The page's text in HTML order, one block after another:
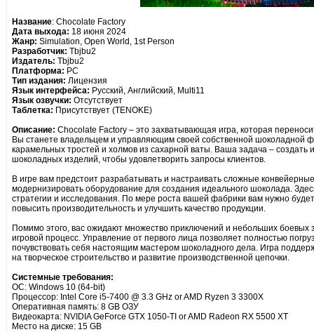
Название: Chocolate Factory
Дата выхода: 18 июня 2024
Жанр: Simulation, Open World, 1st Person
Разработчик: Tbjbu2
Издатель: Tbjbu2
Платформа: PC
Тип издания: Лицензия
Язык интерфейса: Русский, Английский, Multi11
Язык озвучки: Отсутствует
Таблетка: Присутствует (TENOKE)
Описание: Chocolate Factory – это захватывающая игра, которая
Вы станете владельцем и управляющим своей собственной шоколадной
карамельных тростей и холмов из сахарной ваты. Ваша задача – создать
шоколадных изделий, чтобы удовлетворить запросы клиентов.
В игре вам предстоит разрабатывать и настраивать сложные
модернизировать оборудование для создания идеального шоколада.
стратегии и исследования. По мере роста вашей фабрики вам нужно
повысить производительность и улучшить качество продукции.
Помимо этого, вас ожидают множество приключений и небольших боевых
игровой процесс. Управление от первого лица позволяет полностью
почувствовать себя настоящим мастером шоколадного дела. Игра
на творческое строительство и развитие производственной цепочки.
Системные требования:
ОС: Windows 10 (64-bit)
Процессор: Intel Core i5-7400 @ 3.3 GHz or AMD Ryzen 3 3300X
Оперативная память: 8 GB ОЗУ
Видеокарта: NVIDIA GeForce GTX 1050-TI or AMD Radeon RX 5500 XT
Место на диске: 15 GB